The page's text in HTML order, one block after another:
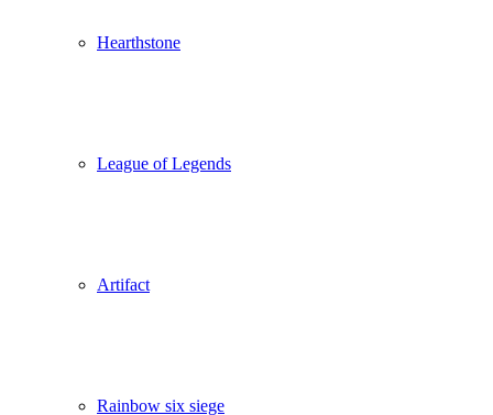
Hearthstone
League of Legends
Artifact
Rainbow six siege